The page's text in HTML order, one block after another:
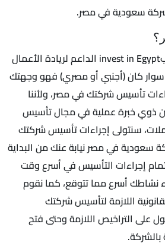
سعودية في مصر.
يمكن التواصل مع مكتبinvest in Egypt الداعم لريادة الأعمال
سوار كان (أجنبي أو مصري) فهو وجهتك
تأسيس شركتك في مصر، ولأننا
ذوي خبرة عملية في مجال تأسيس
سنتولى إجراءات تأسيس شركتك
في مصر نيابة عنك من البداية
إجراءات التأسيس في أسرع وقت
أسرع مما تتوقع، كما نقوم
اللازمة لتأسيس شركتك
على التراخيص اللازمة وحتى فتح
بالشركة.